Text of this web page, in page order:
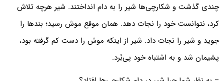
چندی گذشت و شکارچی‌ها شیر را به دام انداختند. شیر هرچه تلاش
کرد، نتوانست خود را نجات دهد. همان موقع موش رسید؛ بندها را
جوید و شیر را نجات داد. شیر از اینکه موش را دست کم گرفته بود،
پشیمان شد و به اشتباه خود پی‌بُرد.